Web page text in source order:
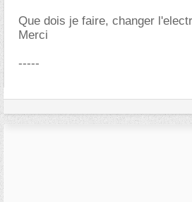
Que dois je faire, changer
Merci
-----